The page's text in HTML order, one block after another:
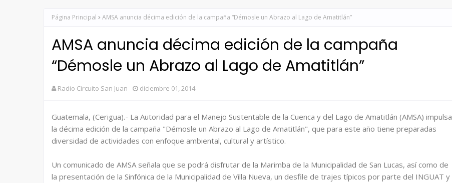
Página Principal AMSA anuncia décima edición de la campaña “Démosle un Abrazo al Lago de Amatitlán”
AMSA anuncia décima edición de la campaña
“Démosle un Abrazo al Lago de Amatitlán”
Radio Circuito San Juan diciembre 01, 2014
Guatemala, (Cerigua).- La Autoridad para el Manejo Sustentable de la Cuenca y del Lago de Amatitlán (AMSA) impulsa
la décima edición de la campaña "Démosle un Abrazo al Lago de Amatitlán", que para este año tiene preparadas
diversidad de actividades con enfoque ambiental, cultural y artístico.
Un comunicado de AMSA señala que se podrá disfrutar de la Marimba de la Municipalidad de San Lucas, así como de
la presentación de la Sinfónica de la Municipalidad de Villa Nueva, un desfile de trajes típicos por parte del INGUAT y